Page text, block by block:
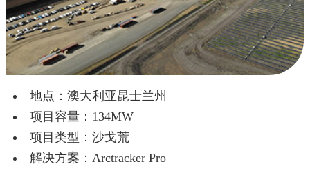
地点：澳大利亚昆士兰州
项目容量：134MW
项目类型：沙戈荒
解决方案：Arctracker Pro